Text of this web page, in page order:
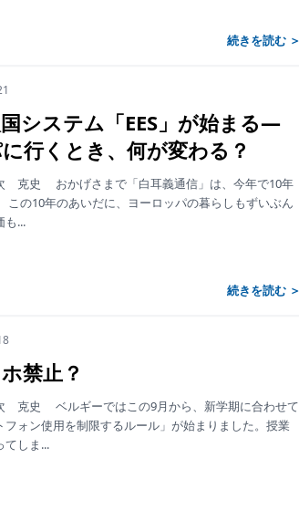
続きを読む ＞
システム「EES」が始まる—
行くとき、何が変わる？
克史 おかげさまで「白耳義通信」は、今年で10年
の10年のあいだに、ヨーロッパの暮らしもずいぶん
も...
続きを読む ＞
禁止？
克史 ベルギーではこの9月から、新学期に合わせて
フォン使用を制限するルール」が始まりました。授業
てしま...